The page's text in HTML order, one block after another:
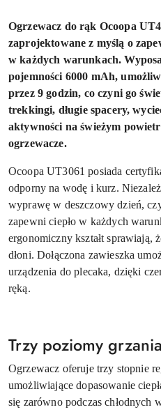
Ogrzewacz do rąk Ocoopa
zaprojektowane z myślą o
w każdych warunkach.
pojemności 6000 mAh,
przez 9 godzin, co czyni go
trekkingi, długie spacery,
aktywności na świeżym
ogrzewacze.
Ocoopa UT3061 posiada
odporny na wodę i kurz.
wyprawę w deszczowy dzień,
zapewni ciepło w każdych
ergonomiczny kształt sprawiają,
dłoni. Dołączona zawieszka
urządzenia do plecaka, dzięki
ręką.
Trzy poziomy grzania
Ogrzewacz oferuje trzy stopnie
umożliwiające dopasowanie
się zarówno podczas chłodnych